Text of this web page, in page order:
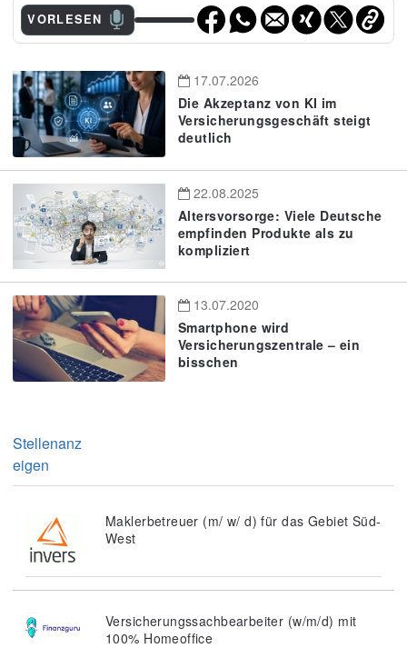
VORLESEN
17.07.2026
Die Akzeptanz von KI im
Versicherungsgeschäft steigt
deutlich
22.08.2025
Altersvorsorge: Viele Deutsche
empfinden Produkte als zu
kompliziert
13.07.2020
Smartphone wird
Versicherungszentrale – ein
bisschen
Stellenanz
eigen
Maklerbetreuer (m/ w/ d) für das Gebiet Süd-
West
Versicherungssachbearbeiter (w/m/d) mit
100% Homeoffice